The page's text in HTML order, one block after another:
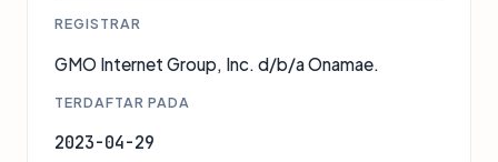
REGISTRAR
GMO Internet Group, Inc. d/b/a Onamae.
TERDAFTAR PADA
2023-04-29